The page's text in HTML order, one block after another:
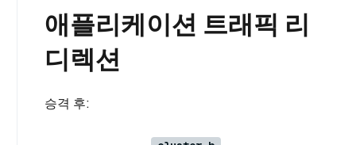
애플리케이션 트래픽 리
디렉션
승격 후: